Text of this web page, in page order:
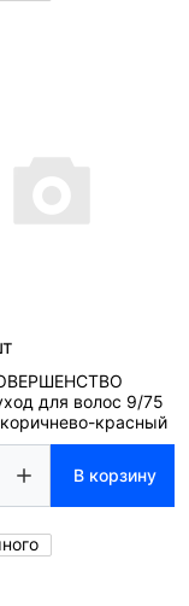
для волос 9/75
красный
В корзину